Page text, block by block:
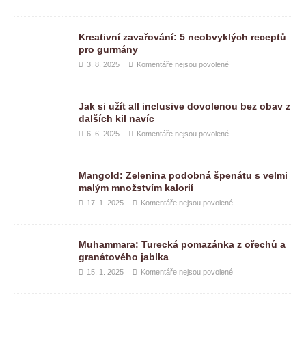
Kreativní zavařování: 5 neobvyklých receptů
pro gurmány
3. 8. 2025 Komentáře nejsou povolené
Jak si užít all inclusive dovolenou bez obav z
dalších kil navíc
6. 6. 2025 Komentáře nejsou povolené
Mangold: Zelenina podobná špenátu s velmi
malým množstvím kalorií
17. 1. 2025 Komentáře nejsou povolené
Muhammara: Turecká pomazánka z ořechů a
granátového jablka
15. 1. 2025 Komentáře nejsou povolené